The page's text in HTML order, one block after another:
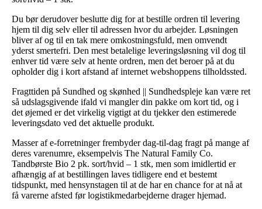
Du bør derudover beslutte dig for at bestille ordren til levering
hjem til dig selv eller til adressen hvor du arbejder. Løsningen
bliver af og til en tak mere omkostningsfuld, men omvendt
yderst smertefri. Den mest betalelige leveringsløsning vil dog til
enhver tid være selv at hente ordren, men det beroer på at du
opholder dig i kort afstand af internet webshoppens tilholdssted.
Fragttiden på Sundhed og skønhed || Sundhedspleje kan være ret
så udslagsgivende ifald vi mangler din pakke om kort tid, og i
det øjemed er det virkelig vigtigt at du tjekker den estimerede
leveringsdato ved det aktuelle produkt.
Masser af e-forretninger frembyder dag-til-dag fragt på mange af
deres varenumre, eksempelvis The Natural Family Co.
Tandbørste Bio 2 pk. sort/hvid – 1 stk, men som imidlertid er
afhængig af at bestillingen laves tidligere end et bestemt
tidspunkt, med hensynstagen til at de har en chance for at nå at
få varerne afsted før logistikmedarbejderne drager hjemad.